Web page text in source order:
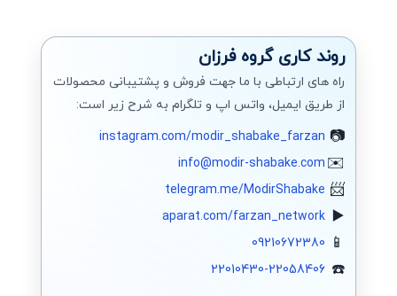
بکاپ محیط مجازی
مانيتورينگ شبکه
فایروال
سرور اچ پی
جونیپر (SRX)
فورتی گیت
روند کاری گروه فرزان
راه های ارتباطی با ما جهت فروش و پشتیبانی محصولات
از طریق ایمیل، واتس اپ و تلگرام به شرح زیر است:
instagram.com/modir_shabake_farzan
info@modir-shabake.com
telegram.me/ModirShabake
aparat.com/farzan_network
09210672380
22010430-22058406